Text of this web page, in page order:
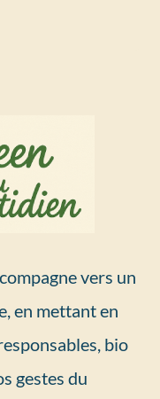
vers un
en mettant en
bio
gestes du